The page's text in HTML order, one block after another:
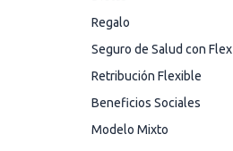
Regalo
Seguro de Salud con Flex
Retribución Flexible
Beneficios Sociales
Modelo Mixto